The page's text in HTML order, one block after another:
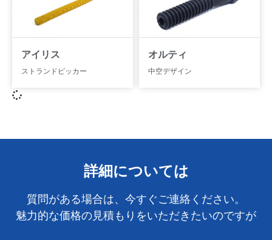
アイリス
ストランドピッカー
オルティ
中空デザイン
詳細については
質問がある場合は、今すぐご連絡ください。
魅力的な価格の見積もりをいただきたいのですが